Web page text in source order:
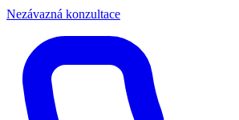
Nezávazná konzultace